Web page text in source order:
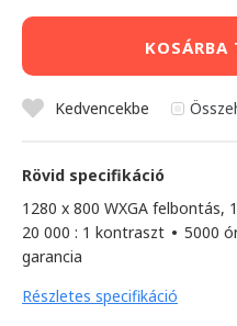
KOSÁRBA
Kedvencekbe
Rövid specifikáció
1280 x 800 WXGA felbontás,
20 000 : 1 kontraszt • 5000
garancia
Részletes specifikáció